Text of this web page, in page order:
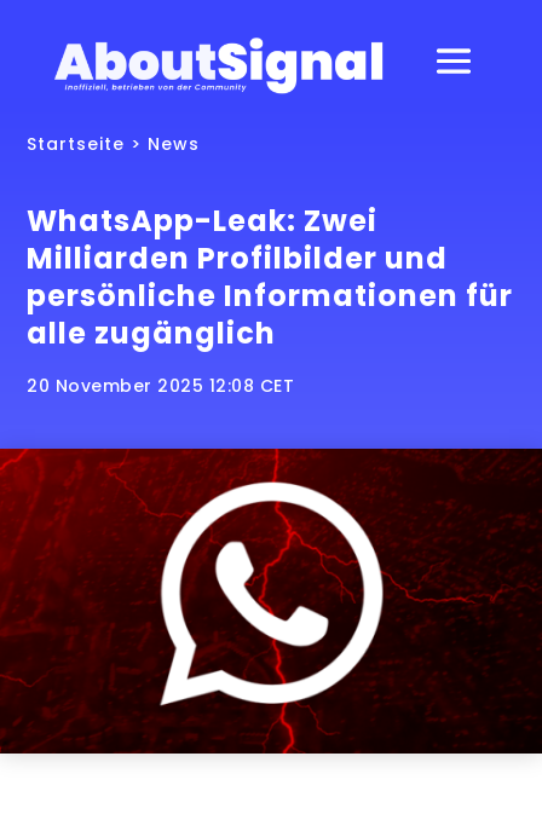
Startseite > News
WhatsApp-Leak: Zwei
Milliarden Profilbilder und
persönliche Informationen für
alle zugänglich
20 November 2025 12:08 CET